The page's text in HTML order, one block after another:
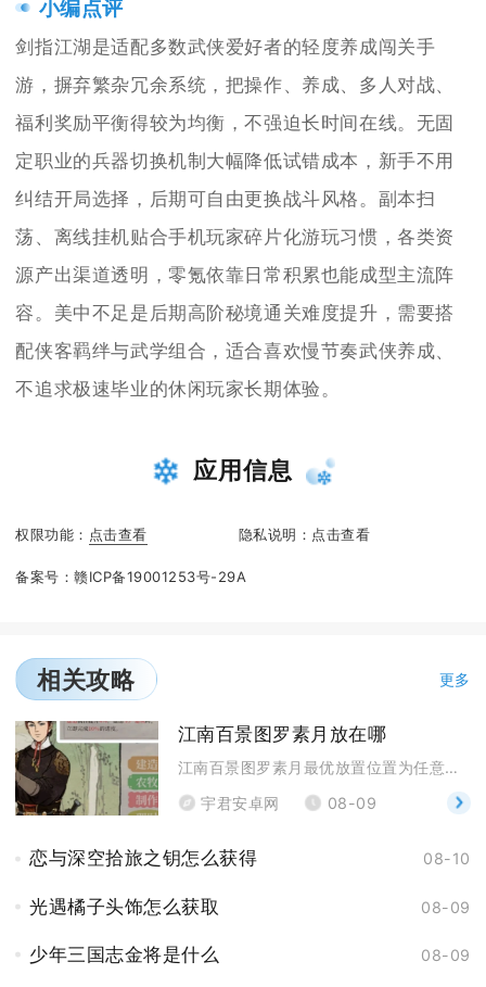
小编点评
剑指江湖是适配多数武侠爱好者的轻度养成闯关手
游，摒弃繁杂冗余系统，把操作、养成、多人对战、
福利奖励平衡得较为均衡，不强迫长时间在线。无固
定职业的兵器切换机制大幅降低试错成本，新手不用
纠结开局选择，后期可自由更换战斗风格。副本扫
荡、离线挂机贴合手机玩家碎片化游玩习惯，各类资
源产出渠道透明，零氪依靠日常积累也能成型主流阵
容。美中不足是后期高阶秘境通关难度提升，需要搭
配侠客羁绊与武学组合，适合喜欢慢节奏武侠养成、
不追求极速毕业的休闲玩家长期体验。
应用信息
权限功能： 点击查看 隐私说明： 点击查看
备案号：赣ICP备19001253号-29A
相关攻略 更多
江南百景图罗素月放在哪
江南百景图罗素月最优放置位置为任意府城的炼丹炉，长
宇君安卓网
08-09
恋与深空拾旅之钥怎么获得 08-10
光遇橘子头饰怎么获取 08-09
少年三国志金将是什么 08-09